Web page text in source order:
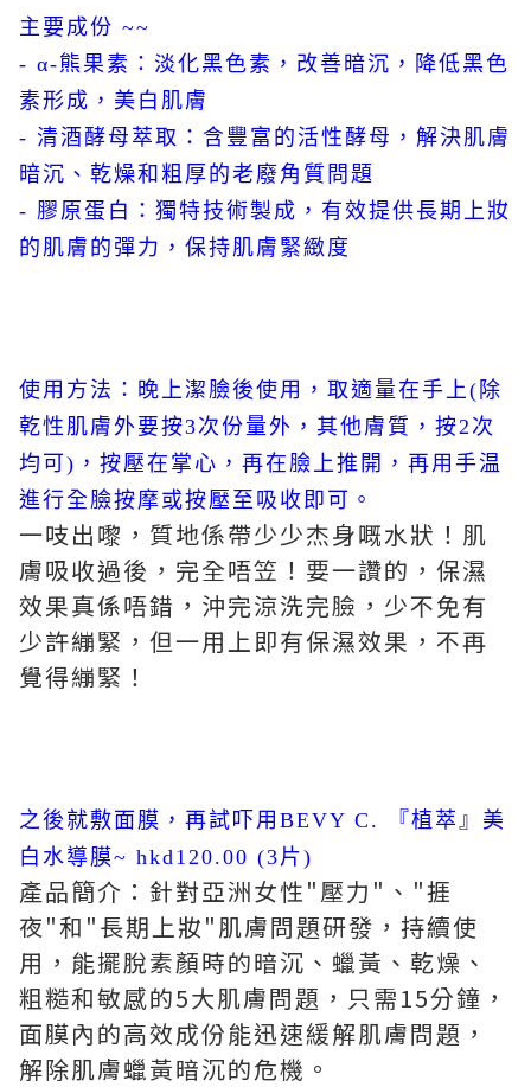
主要成份 ~~
- α-熊果素：淡化黑色素，改善暗沉，降低黑色
素形成，美白肌膚
- 清酒酵母萃取：含豐富的活性酵母，解決肌膚
暗沉、乾燥和粗厚的老廢角質問題
- 膠原蛋白：獨特技術製成，有效提供長期上妝
的肌膚的彈力，保持肌膚緊緻度
使用方法：晚上潔臉後使用，取適量在手上(除
乾性肌膚外要按3次份量外，其他膚質，按2次
均可)，按壓在掌心，再在臉上推開，再用手温
進行全臉按摩或按壓至吸收即可。
一吱出嚟，質地係帶少少杰身嘅水狀！肌
膚吸收過後，完全唔笠！要一讚的，保濕
效果真係唔錯，沖完涼洗完臉，少不免有
少許繃緊，但一用上即有保濕效果，不再
覺得繃緊！
之後就敷面膜，再試吓用BEVY C. 『植萃』美
白水導膜~ hkd120.00 (3片)
產品簡介：針對亞洲女性"壓力"、"捱
夜"和"長期上妝"肌膚問題研發，持續使
用，能擺脫素顏時的暗沉、蠟黃、乾燥、
粗糙和敏感的5大肌膚問題，只需15分鐘，
面膜內的高效成份能迅速緩解肌膚問題，
解除肌膚蠟黃暗沉的危機。